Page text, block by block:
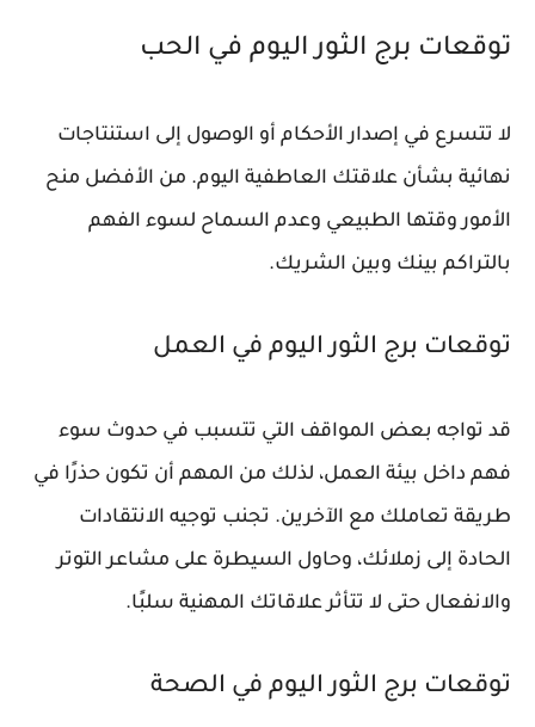
توقعات برج الثور اليوم في الحب
لا تتسرع في إصدار الأحكام أو الوصول إلى استنتاجات
نهائية بشأن علاقتك العاطفية اليوم. من الأفضل منح
الأمور وقتها الطبيعي وعدم السماح لسوء الفهم
بالتراكم بينك وبين الشريك.
توقعات برج الثور اليوم في العمل
قد تواجه بعض المواقف التي تتسبب في حدوث سوء
فهم داخل بيئة العمل، لذلك من المهم أن تكون حذرًا في
طريقة تعاملك مع الآخرين. تجنب توجيه الانتقادات
الحادة إلى زملائك، وحاول السيطرة على مشاعر التوتر
والانفعال حتى لا تتأثر علاقاتك المهنية سلبًا.
توقعات برج الثور اليوم في الصحة